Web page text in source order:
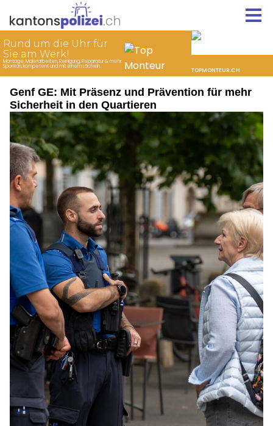
Genf GE: Mit Präsenz und Prävention für mehr
Sicherheit in den Quartieren